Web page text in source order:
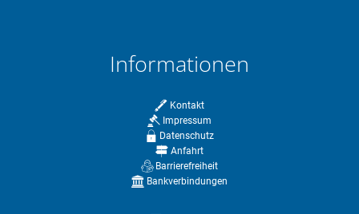
Informationen
Kontakt
Impressum
Datenschutz
Anfahrt
Barrierefreiheit
Bankverbindungen